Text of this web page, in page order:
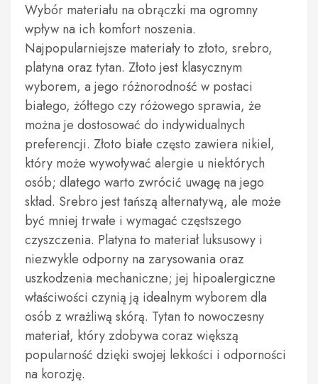
Wybór materiału na obrączki ma ogromny
wpływ na ich komfort noszenia.
Najpopularniejsze materiały to złoto, srebro,
platyna oraz tytan. Złoto jest klasycznym
wyborem, a jego różnorodność w postaci
białego, żółtego czy różowego sprawia, że
można je dostosować do indywidualnych
preferencji. Złoto białe często zawiera nikiel,
który może wywoływać alergie u niektórych
osób; dlatego warto zwrócić uwagę na jego
skład. Srebro jest tańszą alternatywą, ale może
być mniej trwałe i wymagać częstszego
czyszczenia. Platyna to materiał luksusowy i
niezwykle odporny na zarysowania oraz
uszkodzenia mechaniczne; jej hipoalergiczne
właściwości czynią ją idealnym wyborem dla
osób z wrażliwą skórą. Tytan to nowoczesny
materiał, który zdobywa coraz większą
popularność dzięki swojej lekkości i odporności
na korozję.